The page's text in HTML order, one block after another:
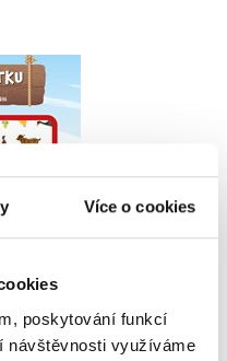
Více o cookies
poskytování funkcí
návštěvnosti využíváme
(3D
Skibinska
149 Kč